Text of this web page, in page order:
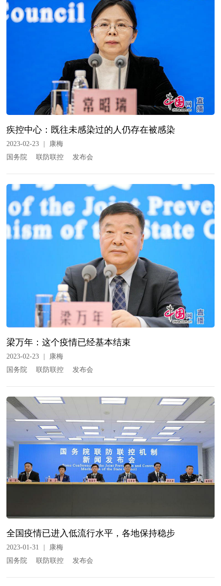
疾控中心：既往未感染过的人仍存在被感染
2023-02-23 |
康梅
国务院
联防联控 发布会
梁万年：这个疫情已经基本结束
2023-02-23 |
康梅
国务院
联防联控 发布会
全国疫情已进入低流行水平，各地保持稳步
2023-01-31 |
康梅
国务院
联防联控 发布会